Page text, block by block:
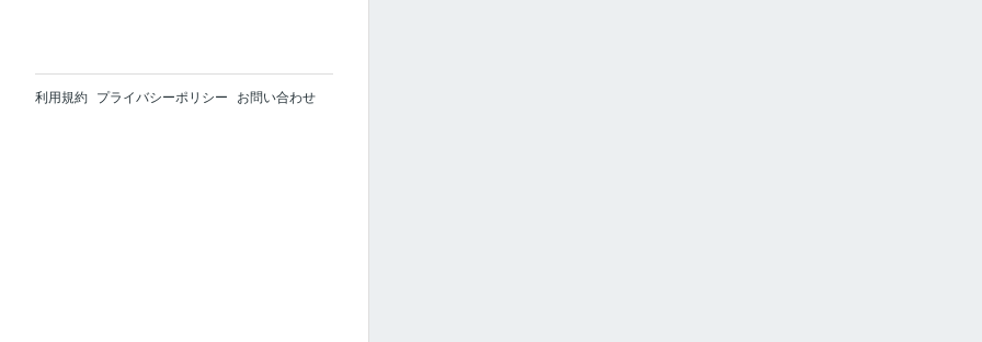
利用規約 プライバシーポリシー お問い合わせ